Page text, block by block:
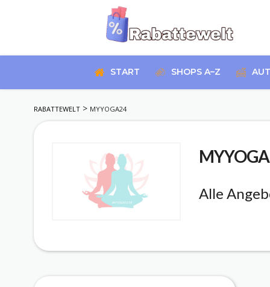
to
START SHOPS A–Z
RABATTEWELT > MYYOGA24
Alle